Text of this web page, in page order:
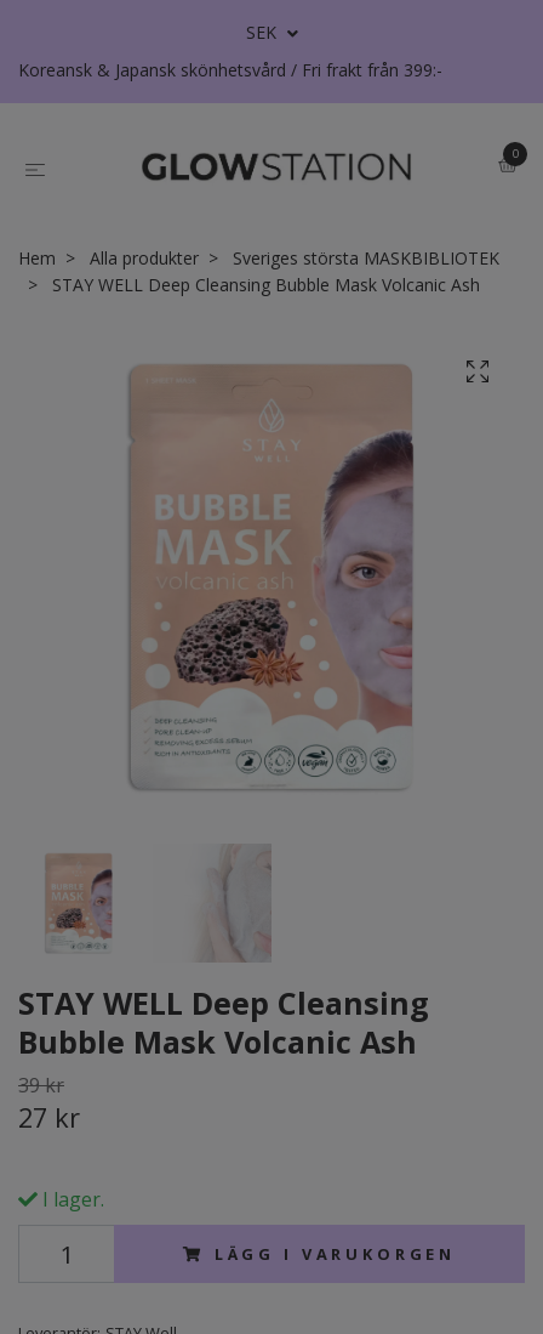
SEK
Koreansk & Japansk skönhetsvård / Fri frakt från 399:-
0
Hem Alla produkter
Sveriges största MASKBIBLIOTEK
STAY WELL Deep Cleansing Bubble Mask Volcanic Ash
STAY WELL Deep Cleansing
Bubble Mask Volcanic Ash
39 kr
27 kr
I lager.
LÄGG I VARUKORGEN